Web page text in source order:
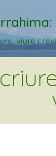
viure i